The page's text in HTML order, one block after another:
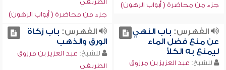
جزء من محاضرة ( أبواب الرهون)
الطريفي
جزء من محاضرة ( أبواب الرهون)
الفهرس: باب النهي
عن منع فضل الماء
ليمنع به الكلأ
للشيخ: عبد العزيز بن مرزوق
الفهرس: باب زكاة
الورق والذهب
للشيخ: عبد العزيز بن مرزوق
الطريفي